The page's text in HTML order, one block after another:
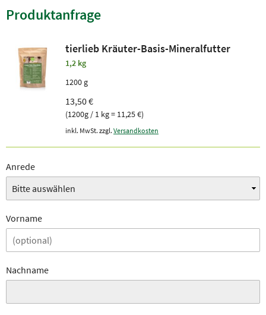
Produktanfrage
tierlieb Kräuter-Basis-Mineralfutter
1,2 kg
1200 g
13,50 €
(1200g / 1 kg = 11,25 €)
inkl. MwSt. zzgl. Versandkosten
Anrede
Vorname
Nachname